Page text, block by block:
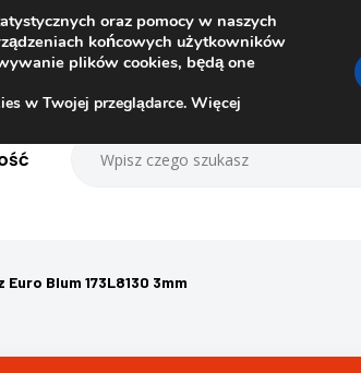
Blum 173L8130 3mm
oraz pomocy w naszych
końcowych użytkowników
plików cookies, będą one
w Twojej przeglądarce. Więcej